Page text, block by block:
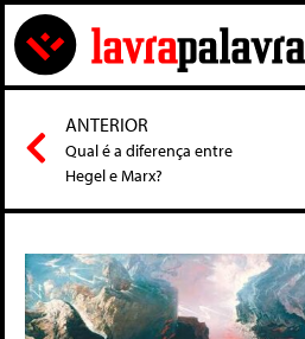
ANTERIOR
Qual é a diferença entre
Hegel e Marx?